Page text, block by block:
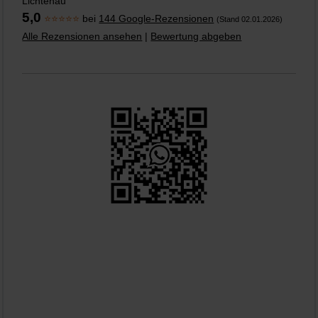
5,0 ⭐⭐⭐⭐⭐ bei 144 Google-Rezensionen (Stand 02.01.2026)
Alle Rezensionen ansehen | Bewertung abgeben